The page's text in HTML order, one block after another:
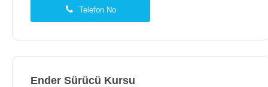
Telefon No
Ender Sürücü Kursu